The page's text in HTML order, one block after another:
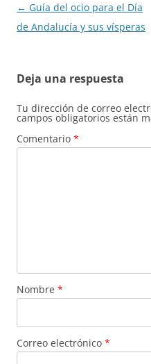
Navegación
de
← Guía del ocio para el Día
de Andalucía y sus vísperas
Deja una respuesta
Tu dirección de correo
campos obligatorios están
Comentario *
Nombre *
Correo electrónico *